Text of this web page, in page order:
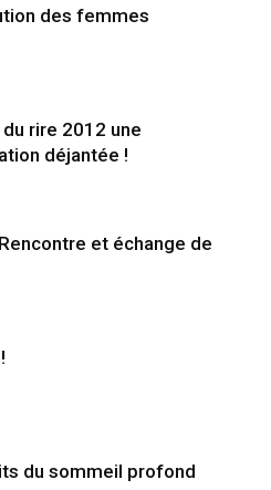
des femmes
rire 2012 une
déjantée !
et échange de
du sommeil profond